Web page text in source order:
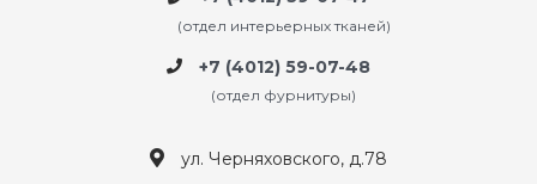
(отдел интерьерных тканей)
+7 (4012) 59-07-48
(отдел фурнитуры)
ул. Черняховского, д.78